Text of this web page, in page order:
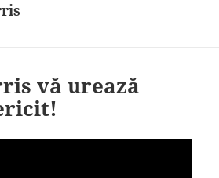
vă urează